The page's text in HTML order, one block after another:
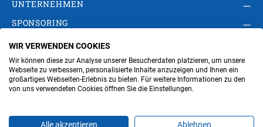
UNTERNEHMEN
SPONSORING
AGB Privacy Policy
Impressum
Cookie-Einstellungen ändern
Verwaltung
WIR VERWENDEN COOKIES
Wir können diese zur Analyse unserer Besucherdaten platzieren, um unsere
Webseite zu verbessern, personalisierte Inhalte anzuzeigen und Ihnen ein
großartiges Webseiten-Erlebnis zu bieten. Für weitere Informationen zu den
von uns verwendeten Cookies öffnen Sie die Einstellungen.
Alle akzeptieren Ablehnen